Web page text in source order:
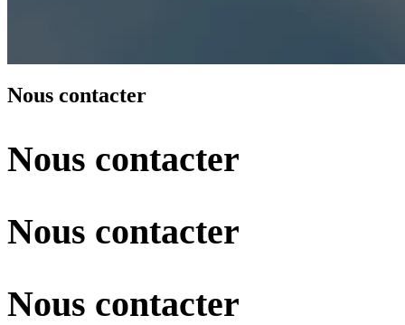
Nous contacter
Nous contacter
Nous contacter
Nous contacter